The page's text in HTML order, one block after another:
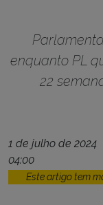
enquanto PL
22
1 de julho de 2024
04:00
Este artigo tem